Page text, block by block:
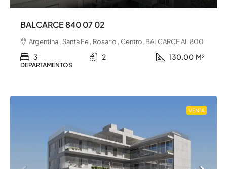
BALCARCE 840 07 02
Argentina , Santa Fe , Rosario , Centro, BALCARCE AL 800
3 2 130.00 M²
DEPARTAMENTOS
VENTA